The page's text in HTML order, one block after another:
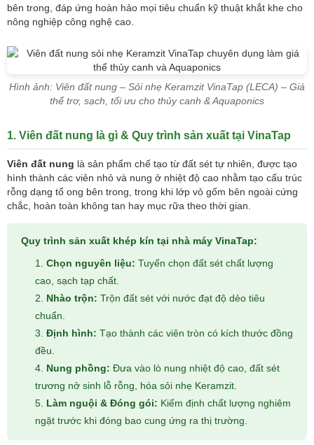
bên trong, đáp ứng hoàn hảo mọi tiêu chuẩn kỹ thuật khắt khe cho
nông nghiệp công nghệ cao.
Hình ảnh: Viên đất nung – Sỏi nhẹ Keramzit VinaTap (LECA) – Giá
thể trơ, sạch, tối ưu cho thủy canh & Aquaponics
1. Viên đất nung là gì & Quy trình sản xuất tại VinaTap
Viên đất nung là sản phẩm chế tạo từ đất sét tự nhiên, được tạo
hình thành các viên nhỏ và nung ở nhiệt độ cao nhằm tạo cấu trúc
rỗng dạng tổ ong bên trong, trong khi lớp vỏ gốm bên ngoài cứng
chắc, hoàn toàn không tan hay mục rữa theo thời gian.
Quy trình sản xuất khép kín tại nhà máy VinaTap:
Chọn nguyên liệu: Tuyển chọn đất sét chất lượng
cao, sạch tạp chất.
Nhào trộn: Trộn đất sét với nước đạt độ dẻo tiêu
chuẩn.
Định hình: Tạo thành các viên tròn có kích thước đồng
đều.
Nung phồng: Đưa vào lò nung nhiệt độ cao, đất sét
trương nở sinh lỗ rỗng, hóa sỏi nhẹ Keramzit.
Làm nguội & Đóng gói: Kiểm định chất lượng nghiêm
ngặt trước khi đóng bao cung ứng ra thị trường.